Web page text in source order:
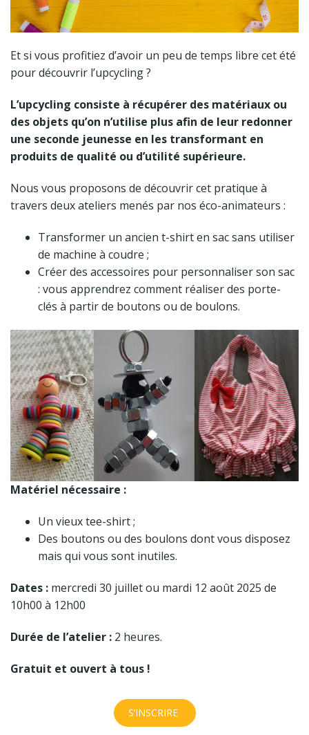
Et si vous profitiez d’avoir un peu de temps libre cet été
pour découvrir l’upcycling ?
L’upcycling consiste à récupérer des matériaux ou
des objets qu’on n’utilise plus afin de leur redonner
une seconde jeunesse en les transformant en
produits de qualité ou d’utilité supérieure.
Nous vous proposons de découvrir cet pratique à
travers deux ateliers menés par nos éco-animateurs :
Transformer un ancien t-shirt en sac sans utiliser
de machine à coudre ;
Créer des accessoires pour personnaliser son sac
: vous apprendrez comment réaliser des porte-
clés à partir de boutons ou de boulons.
Matériel nécessaire :
Un vieux tee-shirt ;
Des boutons ou des boulons dont vous disposez
mais qui vous sont inutiles.
Dates : mercredi 30 juillet ou mardi 12 août 2025 de
10h00 à 12h00
Durée de l’atelier : 2 heures.
Gratuit et ouvert à tous !
S’INSCRIRE